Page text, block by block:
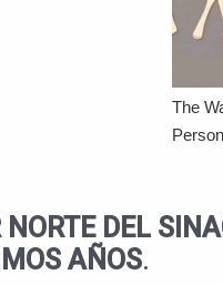
DEL
AÑOS.